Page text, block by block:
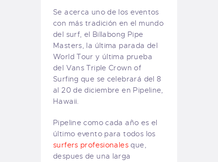
Se acerca uno de los eventos
con más tradición en el mundo
del surf, el Billabong Pipe
Masters, la última parada del
World Tour y última prueba
del Vans Triple Crown of
Surfing que se celebrará del 8
al 20 de diciembre en Pipeline,
Hawaii.
Pipeline como cada año es el
último evento para todos los
surfers profesionalesque,
despues de una larga